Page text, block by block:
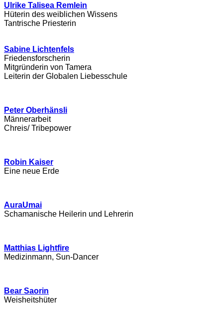
Ulrike Talisea Remlein
Hüterin des weiblichen Wissens
Tantrische Priesterin
Sabine Lichtenfels
Friedensforscherin
Mitgründerin von Tamera
Leiterin der Globalen Liebesschule
Peter Oberhänsli
Männerarbeit
Chreis/ Tribepower
Robin Kaiser
Eine neue Erde
AuraUmai
Schamanische Heilerin und Lehrerin
Matthias Lightfire
Medizinmann, Sun-Dancer
Bear Saorin
Weisheitshüter